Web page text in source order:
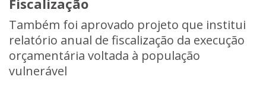
Fiscalização
Também foi aprovado projeto que institui
relatório anual de fiscalização da execução
orçamentária voltada à população
vulnerável